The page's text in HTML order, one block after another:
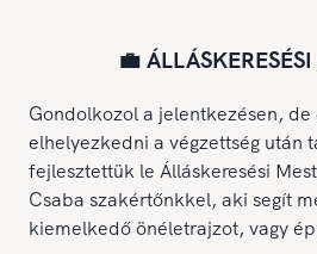
💼
Gondolkozol a jelentkezésen,
elhelyezkedni a végzettség után
fejlesztettük le Álláskeresési
Csaba szakértőnkkel, aki segít
kiemelkedő önéletrajzot, vagy